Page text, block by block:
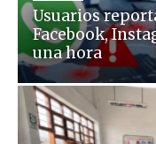
Usuarios
Facebook,
una hora